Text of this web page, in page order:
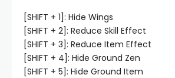
[SHIFT + 1]: Hide Wings
[SHIFT + 2]: Reduce Skill Effect
[SHIFT + 3]: Reduce Item Effect
[SHIFT + 4]: Hide Ground Zen
[SHIFT + 5]: Hide Ground Item